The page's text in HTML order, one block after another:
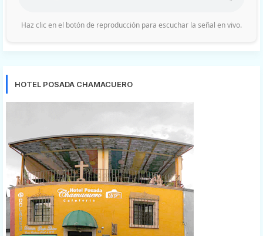
Haz clic en el botón de reproducción para escuchar la señal en vivo.
HOTEL POSADA CHAMACUERO